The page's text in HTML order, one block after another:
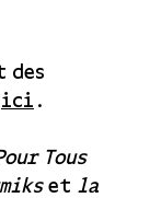
des
ici .
Tous
et la